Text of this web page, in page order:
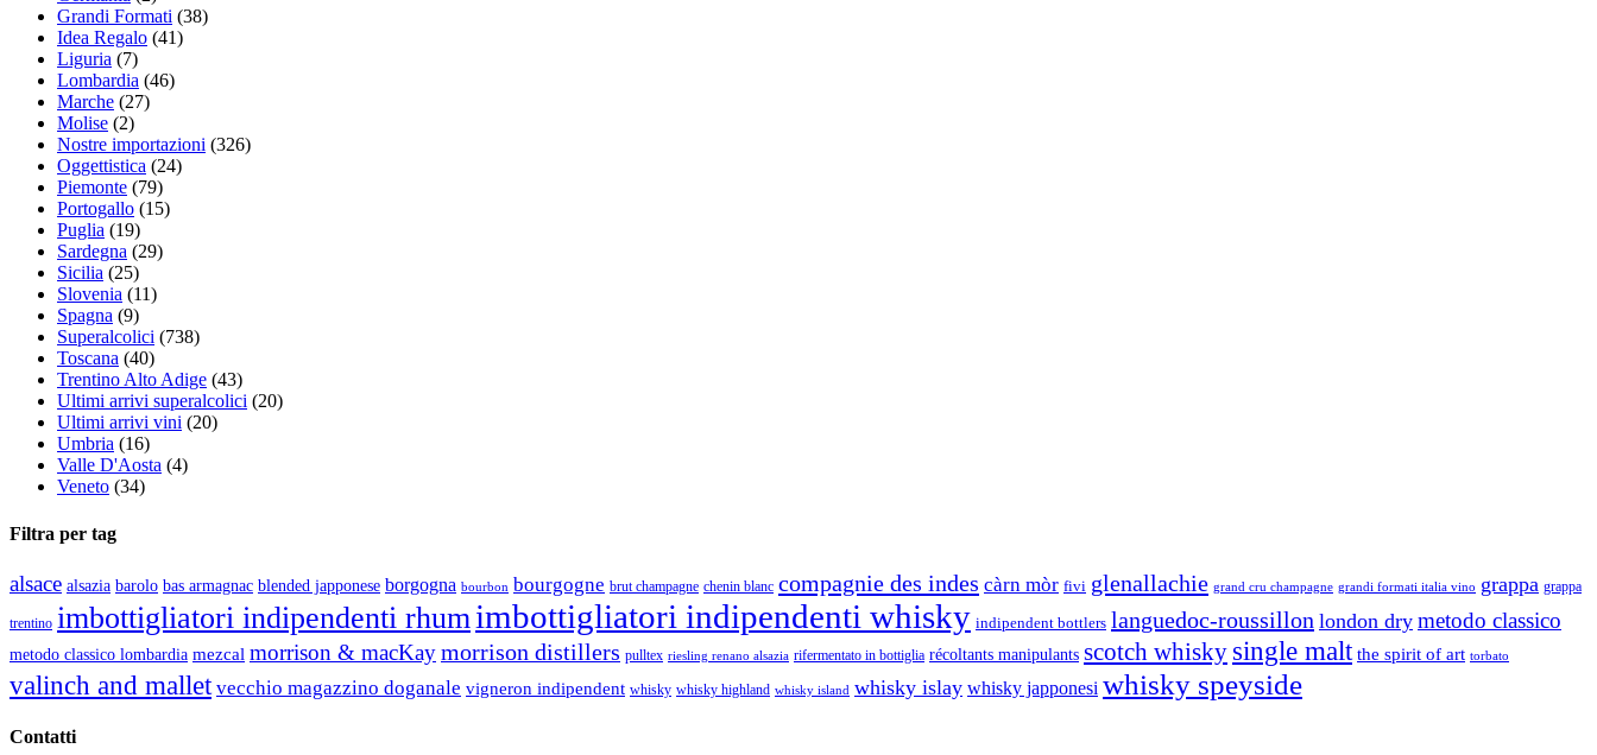
Grandi Formati (38)
Idea Regalo (41)
Liguria (7)
Lombardia (46)
Marche (27)
Molise (2)
Nostre importazioni (326)
Oggettistica (24)
Piemonte (79)
Portogallo (15)
Puglia (19)
Sardegna (29)
Sicilia (25)
Slovenia (11)
Spagna (9)
Superalcolici (738)
Toscana (40)
Trentino Alto Adige (43)
Ultimi arrivi superalcolici (20)
Ultimi arrivi vini (20)
Umbria (16)
Valle D'Aosta (4)
Veneto (34)
Filtra per tag
alsace alsazia barolo bas armagnac blended japponese borgogna bourbon bourgogne brut champagne chenin blanc compagnie des indes càrn mòr fivi glenallachie grand cru champagne grandi formati italia vino grappa grappa
trentino imbottigliatori indipendenti rhumimbottigliatori indipendenti whisky indipendent bottlers languedoc-roussillon london dry metodo classico
metodo classico lombardia mezcal morrison & macKaymorrison distillers pulltex riesling renano alsazia rifermentato in bottiglia récoltants manipulants scotch whisky single malt the spirit of art torbato
valinch and mallet vecchio magazzino doganale vigneron indipendent whisky whisky highland whisky island whisky islay whisky japponesi whisky speyside
Contatti